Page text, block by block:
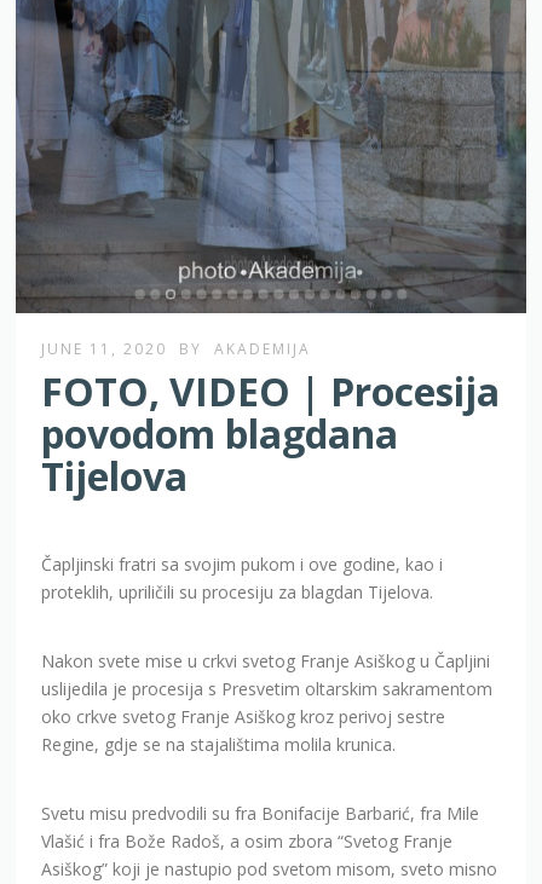
JUNE 11, 2020 BY AKADEMIJA
FOTO, VIDEO | Procesija
povodom blagdana
Tijelova
Čapljinski fratri sa svojim pukom i ove godine, kao i
proteklih, upriličili su procesiju za blagdan Tijelova.
Nakon svete mise u crkvi svetog Franje Asiškog u Čapljini
uslijedila je procesija s Presvetim oltarskim sakramentom
oko crkve svetog Franje Asiškog kroz perivoj sestre
Regine, gdje se na stajalištima molila krunica.
Svetu misu predvodili su fra Bonifacije Barbarić, fra Mile
Vlašić i fra Bože Radoš, a osim zbora “Svetog Franje
Asiškog” koji je nastupio pod svetom misom, sveto misno